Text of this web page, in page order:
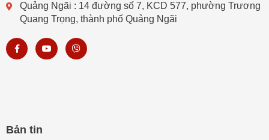
Quảng Ngãi : 14 đường số 7, KCD 577, phường Trương
Quang Trọng, thành phố Quảng Ngãi
F
a
c
Y
o
u
V
i
b
Bản tin